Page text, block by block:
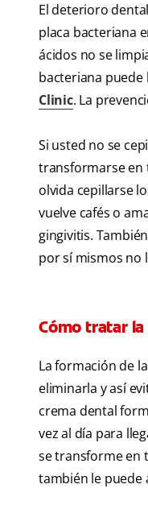
El deterioro
placa bacteriana
ácidos no se
bacteriana puede
Clinic. La
Si usted no se
transformarse en
olvida cepillarse
vuelve cafés o
gingivitis.
por sí mismos no
Cómo tratar
La formación de
eliminarla y así
crema dental
vez al día para
se transforme en
también le puede